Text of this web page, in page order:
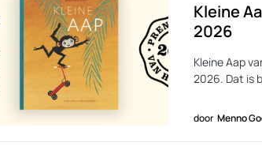
Kleine
2026
Kleine Aap
2026. Dat is
door Menno